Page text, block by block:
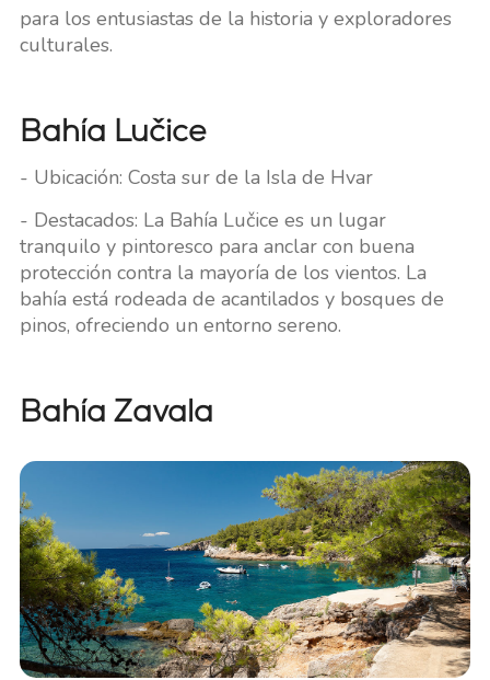
para los entusiastas de la historia y exploradores
culturales.
Bahía Lučice
- Ubicación: Costa sur de la Isla de Hvar
- Destacados: La Bahía Lučice es un lugar
tranquilo y pintoresco para anclar con buena
protección contra la mayoría de los vientos. La
bahía está rodeada de acantilados y bosques de
pinos, ofreciendo un entorno sereno.
Bahía Zavala